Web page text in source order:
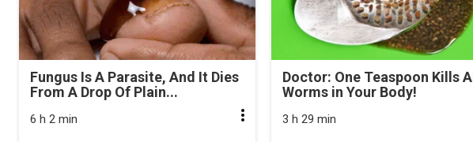
Fungus Is A Parasite, And It Dies
From A Drop Of Plain...
6 h 2 min
Doctor: One Teaspoon Kills All
Worms in Your Body!
3 h 29 min